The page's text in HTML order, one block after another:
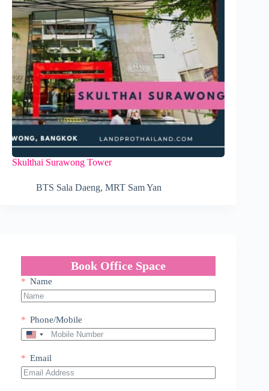
Skulthai Surawong Tower
BTS Sala Daeng, MRT Sam Yan
Book Office Space
Name
Phone/Mobile
U
i
t
e
Email